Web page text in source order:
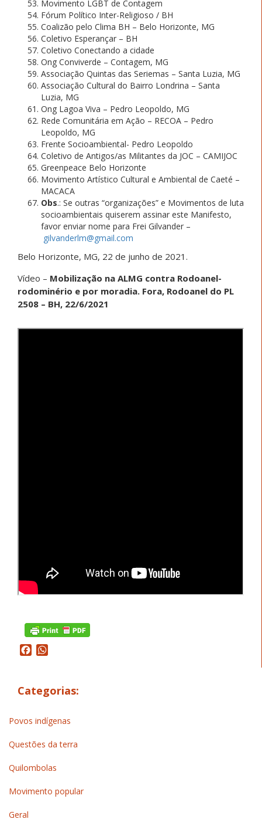
Movimento LGBT de Contagem
Fórum Político Inter-Religioso / BH
Coalizão pelo Clima BH – Belo Horizonte, MG
Coletivo Esperançar – BH
Coletivo Conectando a cidade
Ong Conviverde – Contagem, MG
Associação Quintas das Seriemas – Santa Luzia, MG
Associação Cultural do Bairro Londrina – Santa
Luzia, MG
Ong Lagoa Viva – Pedro Leopoldo, MG
Rede Comunitária em Ação – RECOA – Pedro
Leopoldo, MG
Frente Socioambiental- Pedro Leopoldo
Coletivo de Antigos/as Militantes da JOC – CAMIJOC
Greenpeace Belo Horizonte
Movimento Artístico Cultural e Ambiental de Caeté –
MACACA
Obs.: Se outras “organizações” e Movimentos de luta
socioambientais quiserem assinar este Manifesto,
favor enviar nome para Frei Gilvander –
gilvanderlm@gmail.com
Belo Horizonte, MG, 22 de junho de 2021.
Vídeo – Mobilização na ALMG contra Rodoanel-
rodominério e por moradia. Fora, Rodoanel do PL
2508 – BH, 22/6/2021
Facebook
Categorias:
Povos indígenas
Questões da terra
Quilombolas
Movimento popular
Geral